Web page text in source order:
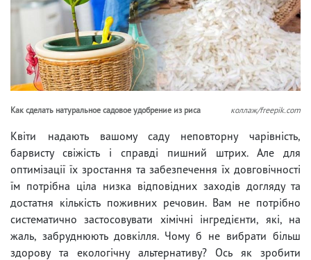
Как сделать натуральное садовое удобрение из риса коллаж/freepik.com
Квіти надають вашому саду неповторну чарівність,
барвисту свіжість і справді пишний штрих. Але для
оптимізації їх зростання та забезпечення їх довговічності
їм потрібна ціла низка відповідних заходів догляду та
достатня кількість поживних речовин. Вам не потрібно
систематично застосовувати хімічні інгредієнти, які, на
жаль, забруднюють довкілля. Чому б не вибрати більш
здорову та екологічну альтернативу? Ось як зробити